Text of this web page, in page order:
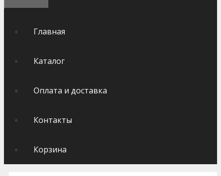
Главная
Каталог
Оплата и доставка
Контакты
Корзина